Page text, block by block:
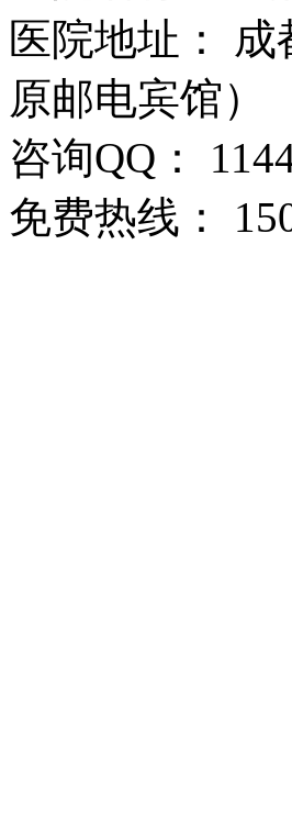
医院地址：
原邮电宾馆）
咨询QQ：
免费热线：